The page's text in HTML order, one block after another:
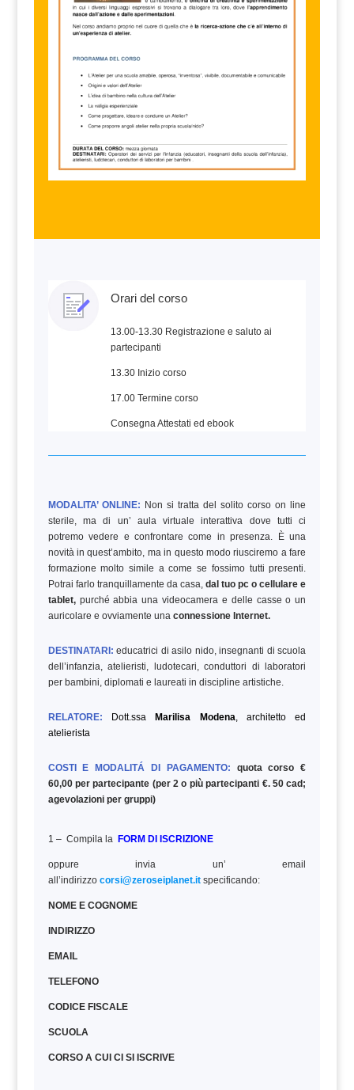
Orari del corso
13.00-13.30 Registrazione e saluto ai
partecipanti
13.30 Inizio corso
17.00 Termine corso
Consegna Attestati ed ebook
MODALITA’ ONLINE: Non si tratta del solito corso on line
sterile, ma di un’ aula virtuale interattiva dove tutti ci
potremo vedere e confrontare come in presenza. È una
novità in quest’ambito, ma in questo modo riusciremo a fare
formazione molto simile a come se fossimo tutti presenti.
Potrai farlo tranquillamente da casa, dal tuo pc o cellulare e
tablet,purché abbia una videocamera e delle casse o un
auricolare e ovviamente una connessione Internet.
DESTINATARI: educatrici di asilo nido, insegnanti di scuola
dell’infanzia, atelieristi, ludotecari, conduttori di laboratori
per bambini, diplomati e laureati in discipline artistiche.
RELATORE: Dott.ssa Marilisa Modena, architetto ed
atelierista
COSTI E MODALITÁ DI PAGAMENTO:
quota corso €
60,00 per partecipante (per 2 o più partecipanti €. 50 cad;
agevolazioni per gruppi)
1 – Compila la FORM DI ISCRIZIONE
oppure invia un’ email
all’indirizzo corsi@zeroseiplanet.itspecificando:
NOME E COGNOME
INDIRIZZO
EMAIL
TELEFONO
CODICE FISCALE
SCUOLA
CORSO A CUI CI SI ISCRIVE